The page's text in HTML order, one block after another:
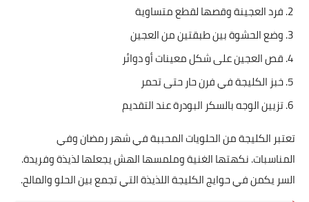
2. فرد العجينة وقصها لقطع متساوية
3. وضع الحشوة بين طبقتين من العجين
4. قص العجين على شكل معينات أو دوائر
5. خبز الكليجة في فرن حار حتى تحمر
6. تزيين الوجه بالسكر البودرة عند التقديم
تعتبر الكليجة من الحلويات المحببة في شهر رمضان وفي
المناسبات. نكهتها الغنية وملمسها الهش يجعلها لذيذة وفريدة.
السر يكمن في حوايج الكليجة اللذيذة التي تجمع بين الحلو والمالح.